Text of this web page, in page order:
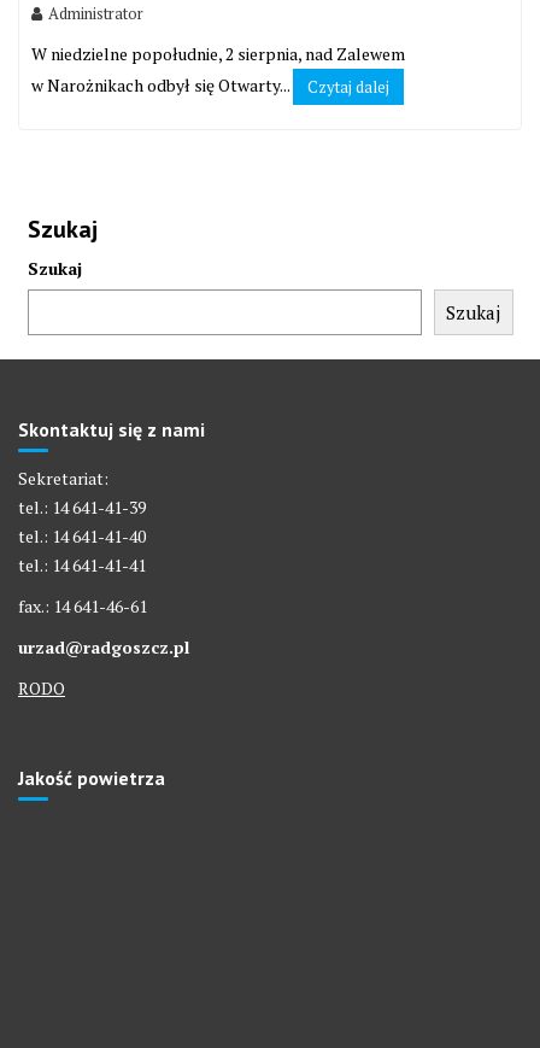
Administrator
W niedzielne popołudnie, 2 sierpnia, nad Zalewem
w Narożnikach odbył się Otwarty...
Czytaj dalej
Szukaj
Szukaj
Szukaj
Skontaktuj się z nami
Sekretariat:
tel.: 14 641-41-39
tel.: 14 641-41-40
tel.: 14 641-41-41
fax.: 14 641-46-61
urzad@radgoszcz.pl
RODO
Jakość powietrza